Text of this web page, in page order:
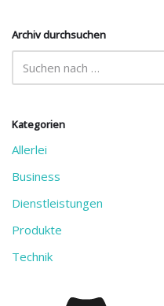
Archiv durchsuchen
Kategorien
Allerlei
Business
Dienstleistungen
Produkte
Technik